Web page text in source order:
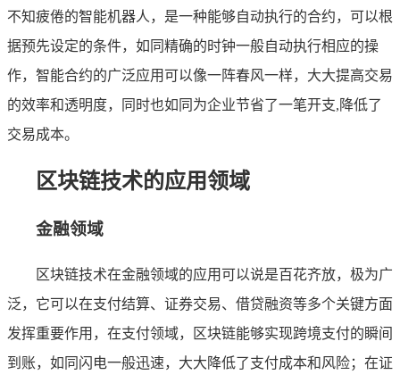
不知疲倦的智能机器人，是一种能够自动执行的合约，可以根
据预先设定的条件，如同精确的时钟一般自动执行相应的操
作，智能合约的广泛应用可以像一阵春风一样，大大提高交易
的效率和透明度，同时也如同为企业节省了一笔开支,降低了
交易成本。
区块链技术的应用领域
金融领域
区块链技术在金融领域的应用可以说是百花齐放，极为广
泛，它可以在支付结算、证券交易、借贷融资等多个关键方面
发挥重要作用，在支付领域，区块链能够实现跨境支付的瞬间
到账，如同闪电一般迅速，大大降低了支付成本和风险；在证